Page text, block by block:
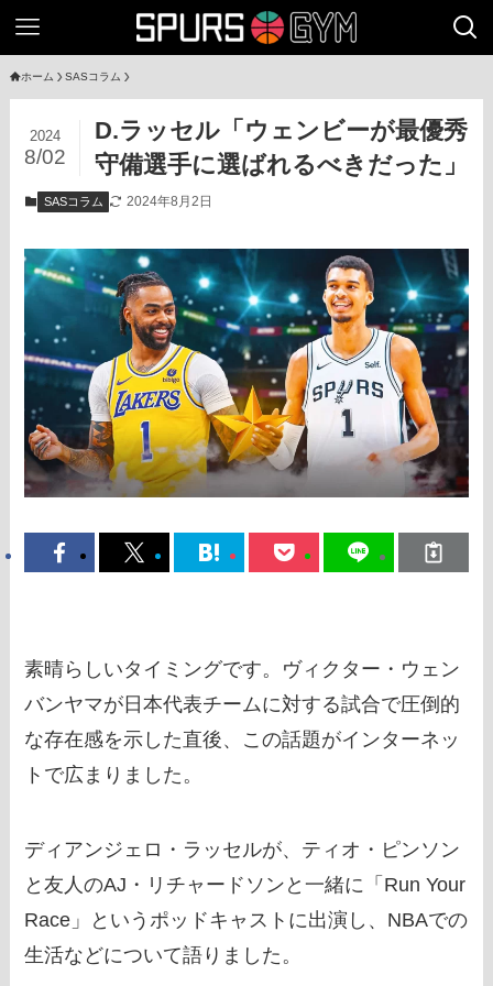
ホーム SASコラム
D.ラッセル「ウェンビーが最優秀
守備選手に選ばれるべきだった」
2024
8/02
SASコラム 2024年8月2日
素晴らしいタイミングです。ヴィクター・ウェン
バンヤマが日本代表チームに対する試合で圧倒的
な存在感を示した直後、この話題がインターネッ
トで広まりました。
ディアンジェロ・ラッセルが、ティオ・ピンソン
と友人のAJ・リチャードソンと一緒に「Run Your
Race」というポッドキャストに出演し、NBAでの
生活などについて語りました。